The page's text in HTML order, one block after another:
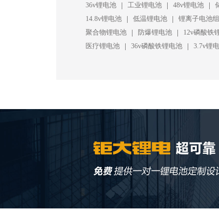
36v锂电池
| 工业锂电池 | 48v锂电池 |
14.8v锂电池
| 低温锂电池 |
锂离子电池组
聚合物锂电池
| 防爆锂电池 |
12v磷酸铁
医疗锂电池
| 36v磷酸铁锂电池 | 3.7v锂